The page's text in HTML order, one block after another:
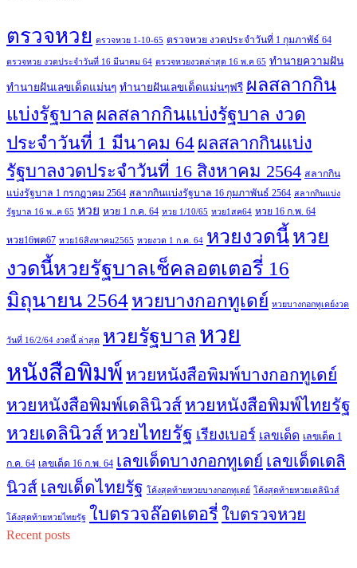
ตรวจหวย ตรวจหวย 1-10-65 ตรวจหวย งวดประจำวันที่ 1 กุมภาพัธ์ 64
ตรวจหวย งวดประจำวันที่ 16 มีนาคม 64 ตรวจหวยงวดล่าสุด 16 พ.ค 65 ทํานายความฝัน
ทํานายฝันเลขเด็ดแม่นๆ ทํานายฝันเลขเด็ดแม่นๆฟรี ผลสลากกิน
แบ่งรัฐบาล ผลสลากกินแบ่งรัฐบาล งวด
ประจำวันที่ 1 มีนาคม 64 ผลสลากกินแบ่ง
รัฐบาลงวดประจำวันที่ 16 สิงหาคม 2564 สลากกิน
แบ่งรัฐบาล 1 กรกฏาคม 2564 สลากกินแบ่งรัฐบาล 16 กุมภาพันธ์ 2564 สลากกินแบ่ง
รัฐบาล 16 พ..ค 65 หวย หวย 1 ก.ค. 64 หวย 1/10/65 หวย1สค64 หวย 16 ก.พ. 64
หวย16พค67 หวย16สิงหาคม2565 หวยงวด 1 ก.ค. 64 หวยงวดนี้หวย
งวดนี้หวยรัฐบาลเช็คลอตเตอรี่ 16
มิถุนายน 2564 หวยบางกอกทูเดย์ หวยบางกอกทูเดย์งวด
วันที่ 16/2/64 งวดนี้ ล่าสุด หวยรัฐบาล หวย
หนังสือพิมพ์ หวยหนังสือพิมพ์บางกอกทูเดย์
หวยหนังสือพิมพ์เดลินิวส์ หวยหนังสือพิมพ์ไทยรัฐ
หวยเดลินิวส์ หวยไทยรัฐ เรียงเบอร์ เลขเด็ด เลขเด็ด 1
ก.ค. 64 เลขเด็ด 16 ก.พ. 64 เลขเด็ดบางกอกทูเดย์ เลขเด็ดเดลิ
นิวส์ เลขเด็ดไทยรัฐ โค้งสุดท้ายหวยบางกอกทูเดย์ โค้งสุดท้ายหวยเดลินิวส์
โค้งสุดท้ายหวยไทยรัฐ ใบตรวจล๊อตเตอรี่ ใบตรวจหวย
Recent posts